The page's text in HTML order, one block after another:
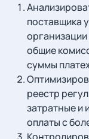
поставщика
общие
суммы
реестр
затратные и
оплаты с